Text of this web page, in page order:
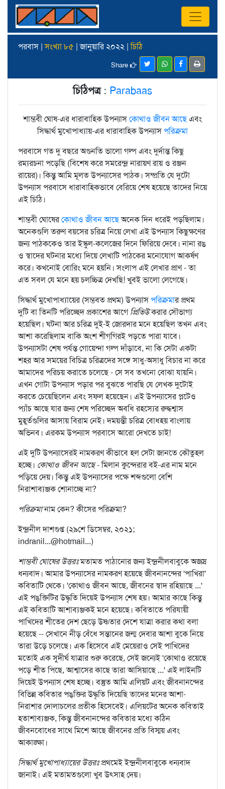
পরবাস |সংখ্যা ৮৫ | জানুয়ারি ২০২২ |চিঠি
Share
চিঠিপত্র: Parabaas
শাম্ভবী ঘোষ-এর ধারাবাহিক উপন্যাসকোথাও জীবন আছেএবং
সিদ্ধার্থ মুখোপাধ্যায়-এর ধারাবাহিক উপন্যাসপরিক্রমা
পরবাসে গত দু বছরে অগুনতি ভালো গল্প এবং দুর্দান্ত কিছু
রম্যরচনা পড়েছি (বিশেষ করে সমরেন্দ্র নারায়ণ রায় ও রঞ্জন
রায়ের)। কিন্তু আমি মূলত উপন্যাসের পাঠক। সম্প্রতি যে দুটো
উপন্যাস পরবাসে ধারাবাহিকভাবে বেরিয়ে শেষ হয়েছে তাদের নিয়ে
এই চিঠি।
শাম্ভবী ঘোষেরকোথাও জীবন আছেঅনেক দিন ধরেই পড়ছিলাম।
অনেকগুলি তরুণ বয়সের চরিত্র নিয়ে লেখা এই উপন্যাস কিছুক্ষণের
জন্য পাঠককেও তার ইস্কুল-কলেজের দিনে ফিরিয়ে দেবে। নানা রঙ
ও স্বাদের ঘটনার মধ্যে দিয়ে লেখাটি পাঠকের মনোযোগ আকর্ষণ
করে। কখনোই বোরিং মনে হয়নি। সংলাপ এই লেখার প্রাণ - তা
এত সবল যে মনে হয় চলচ্চিত্র দেখছি! খুবই ভালো লেগেছে।
সিদ্ধার্থ মুখোপাধ্যায়ের (সম্ভবত প্রথম) উপন্যাসপরিক্রমার প্রথম
দুটি বা তিনটি পরিচ্ছেদ প্রকাশের আগেপ্রিভিউকরার সৌভাগ্য
হয়েছিল। ঘটনা আর চরিত্র দুই-ই জোরদার মনে হয়েছিল তখন এবং
আশা করেছিলাম বাকি অংশ শীগ্‌গিরই পড়তে পারা যাবে।
উপন্যাসটা শেষ পর্যন্ত গোয়েন্দা গল্প দাঁড়াবে, না কি সেটা একটা
শহর আর সময়ের বিচিত্র চরিত্রদের সঙ্গে সাধু-অসাধু বিচার না করে
আমাদের পরিচয় করাতে চলেছে - সে সব তখনো বোঝা যায়নি।
এখন গোটা উপন্যাস পড়ার পর বুঝতে পারছি যে লেখক দুটোই
করতে চেয়েছিলেন এবং সফল হয়েছেন। এই উপন্যাসের প্লটেও
প্যাঁচ আছে যার জন্য শেষ পরিচ্ছেদ অবধি রহস্যের রুদ্ধশ্বাস
মুহূর্তগুলির আসায় বিরাম নেই। দময়ন্তী চরিত্র বোধহয় বাংলায়
অভিনব। এরকম উপন্যাস পরবাসে আরো দেখতে চাই!
এই দুটি উপন্যাসেরই নামকরণ কীভাবে হল সেটা জানতে কৌতুহল
হচ্ছে। কোথাও জীবন আছে- মিলান কুন্দেরার বই-এর নাম মনে
পড়িয়ে দেয়। কিন্তু এই উপন্যাসের পক্ষে শব্দগুলো বেশি
নিরাশাব্যঞ্জক শোনাচ্ছে না?
পরিক্রমানাম কেন? কীসের পরিক্রমা?
ইন্দ্রনীল দাশগুপ্ত (২৯শে ডিসেম্বর, ২০২১;
indranil...@hotmail...)
শাম্ভবী ঘোষের উত্তরঃমতামত পাঠানোর জন্য ইন্দ্রনীলবাবুকে অজস্র
ধন্যবাদ। আমার উপন্যাসের নামকরণ হয়েছে জীবনানন্দের 'পাখিরা'
কবিতাটি থেকে। 'কোথাও জীবন আছে, জীবনের স্বাদ রহিয়াছে ...'
এই পঙ্‌ক্তিটির উদ্ধৃতি দিয়েই উপন্যাস শেষ হয়। আমার কাছে কিন্তু
এই কবিতাটি আশাব্যঞ্জকই মনে হয়েছে। কবিতাতে পরিযায়ী
পাখিদের শীতের দেশ ছেড়ে উষ্ণতার দেশে যাত্রা করার কথা বলা
হয়েছে -- সেখানে নীড় বেঁধে সন্তানের জন্ম দেবার আশা বুকে নিয়ে
তারা উড়ে চলেছে। এক হিসেবে এই মেয়েরাও সেই পাখিদের
মতোই এক সুদীর্ঘ যাত্রার শুরু করেছে, সেই জন্যেই 'কোথাও রয়েছে
পড়ে শীত পিছে, আশ্বাসের কাছে তারা আসিয়াছে ...' এই লাইনটি
দিয়েই উপন্যাস শেষ হচ্ছে। বস্তুত আমি এলিয়ট এবং জীবনানন্দের
বিভিন্ন কবিতার পঙ্‌ক্তির উদ্ধৃতি দিয়েছি তাদের মনের আশা-
নিরাশার দোলাচলের প্রতীক হিসেবেই। এলিয়টের অনেক কবিতাই
হতাশাব্যঞ্জক, কিন্তু জীবনানন্দের কবিতার মধ্যে কঠিন
জীবনবোধের সাথে মিশে আছে জীবনের প্রতি বিস্ময় এবং
আকাঙ্ক্ষা।
সিদ্ধার্থ মুখোপাধ্যায়ের উত্তরঃপ্রথমেই ইন্দ্রনীলবাবুকে ধন্যবাদ
জানাই। এই মতামতগুলো খুব উৎসাহ দেয়।